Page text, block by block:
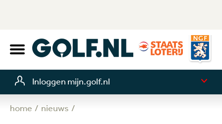
Inloggen mijn.golf.nl
home nieuws